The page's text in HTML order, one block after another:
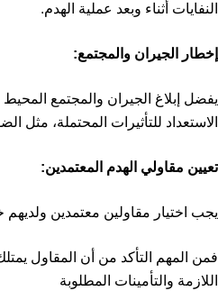
النفايات أثناء وبعد عملية الهدم.
إخطار الجيران والمجتمع:
يفضل إبلاغ الجيران والمجتمع المحيط
الاستعداد للتأثيرات المحتملة، مثل
تعيين مقاولي الهدم المعتمدين:
يجب اختيار مقاولين معتمدين
فمن المهم التأكد من أن المقاول
اللازمة والتأمينات المطلوبة